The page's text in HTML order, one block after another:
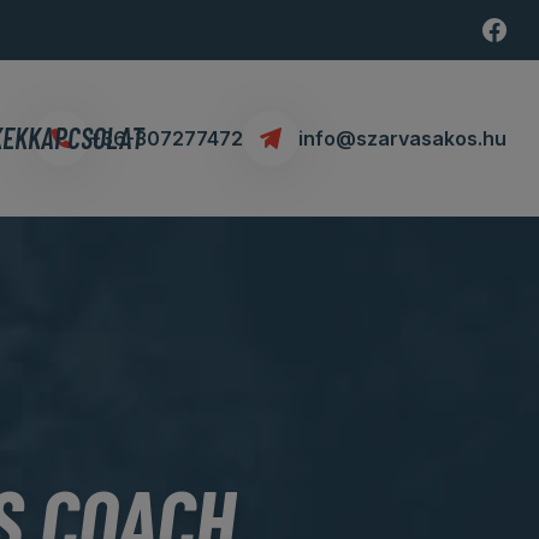
KAPCSOLAT+36-307277472 info@szarvasakos.hu